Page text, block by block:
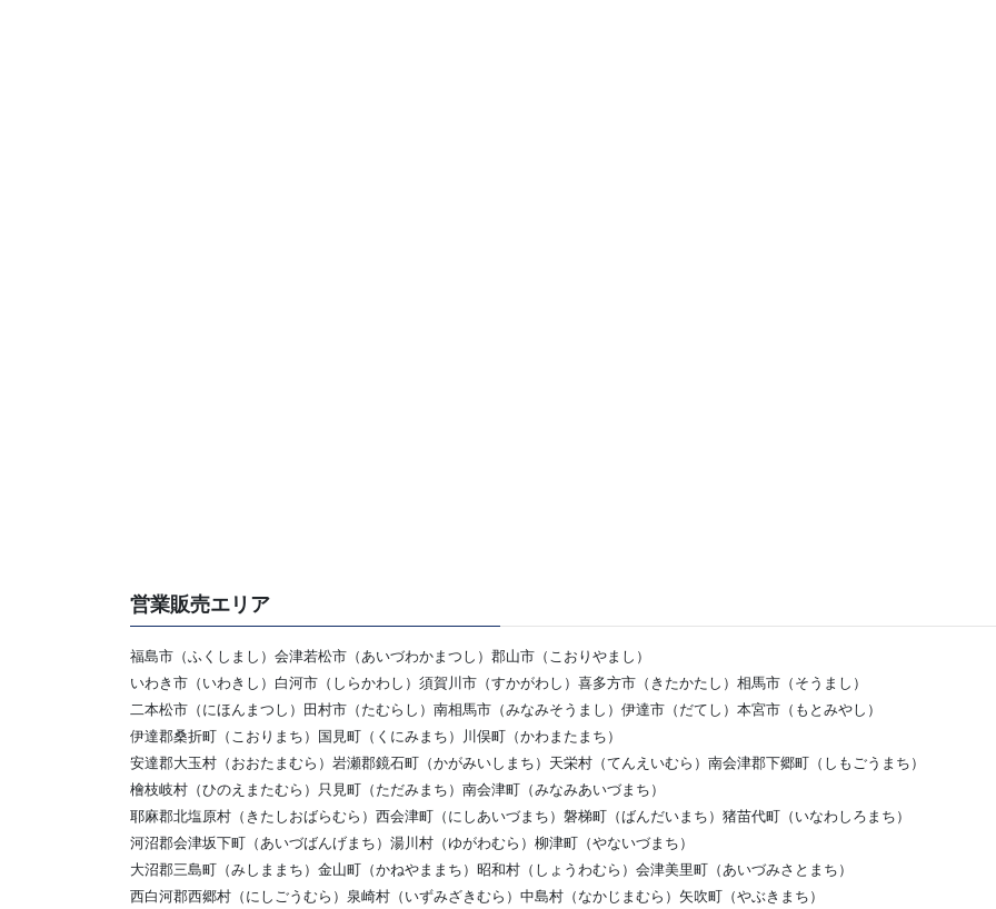
営業販売エリア
福島市（ふくしまし）会津若松市（あいづわかまつし）郡山市（こおりやまし）
いわき市（いわきし）白河市（しらかわし）須賀川市（すかがわし）喜多方市（きたかたし）相馬市（そうまし）
二本松市（にほんまつし）田村市（たむらし）南相馬市（みなみそうまし）伊達市（だてし）本宮市（もとみやし）
伊達郡桑折町（こおりまち）国見町（くにみまち）川俣町（かわまたまち）
安達郡大玉村（おおたまむら）岩瀬郡鏡石町（かがみいしまち）天栄村（てんえいむら）南会津郡下郷町（しもごうまち）
檜枝岐村（ひのえまたむら）只見町（ただみまち）南会津町（みなみあいづまち）
耶麻郡北塩原村（きたしおばらむら）西会津町（にしあいづまち）磐梯町（ばんだいまち）猪苗代町（いなわしろまち）
河沼郡会津坂下町（あいづばんげまち）湯川村（ゆがわむら）柳津町（やないづまち）
大沼郡三島町（みしままち）金山町（かねやままち）昭和村（しょうわむら）会津美里町（あいづみさとまち）
西白河郡西郷村（にしごうむら）泉崎村（いずみざきむら）中島村（なかじまむら）矢吹町（やぶきまち）